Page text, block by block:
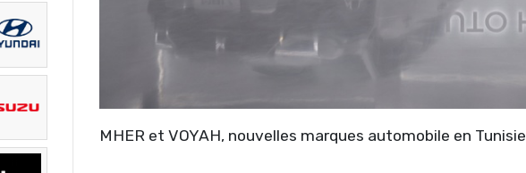
MHER et VOYAH, nouvelles marques automobile en Tunisie